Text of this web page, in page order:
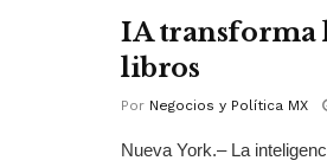
IA transforma
libros
Por Negocios y Política MX
Nueva York.– La